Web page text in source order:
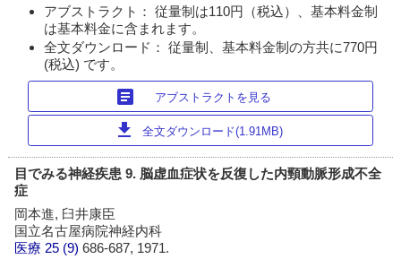
アブストラクト： 従量制は110円（税込）、基本料金制
は基本料金に含まれます。
全文ダウンロード： 従量制、基本料金制の方共に770円
(税込) です。
article アブストラクトを見る
download 全文ダウンロード(1.91MB)
目でみる神経疾患 9. 脳虚血症状を反復した内頸動脈形成不全
症
岡本進, 臼井康臣
国立名古屋病院神経内科
医療 25 (9)686-687, 1971.